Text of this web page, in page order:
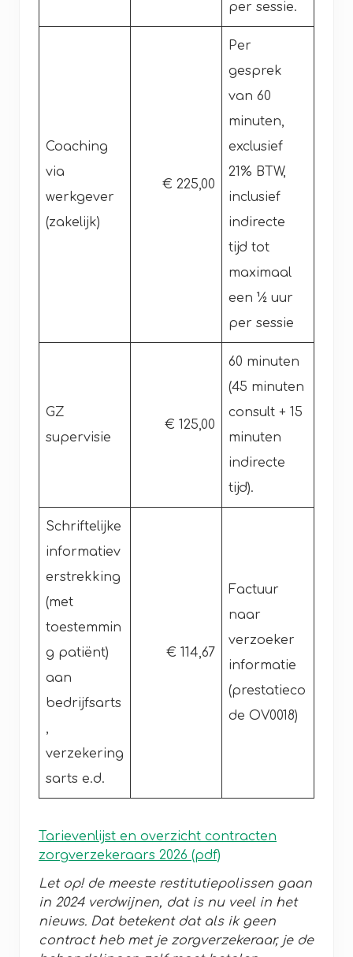
per sessie.
Coaching
via
werkgever
(zakelijk)
€ 225,00
Per
gesprek
van 60
minuten,
exclusief
21% BTW,
inclusief
indirecte
tijd tot
maximaal
een ½ uur
per sessie
GZ
supervisie
€ 125,00
60 minuten
(45 minuten
consult + 15
minuten
indirecte
tijd).
Schriftelijke
informatiev
erstrekking
(met
toestemmin
g patiënt)
aan
bedrijfsarts
,
verzekering
sarts e.d.
€ 114,67
Factuur
naar
verzoeker
informatie
(prestatieco
de OV0018)
Tarievenlijst en overzicht contracten
zorgverzekeraars 2026 (pdf)
Let op! de meeste restitutiepolissen gaan
in 2024 verdwijnen, dat is nu veel in het
nieuws. Dat betekent dat als ik geen
contract heb met je zorgverzekeraar, je de